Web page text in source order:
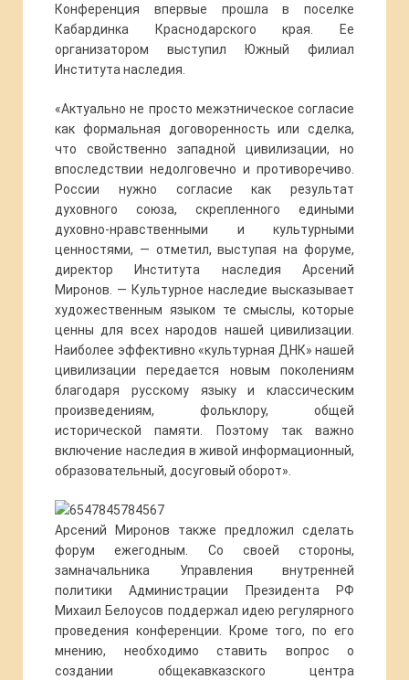
Конференция впервые прошла в поселке
Кабардинка Краснодарского края. Ее
организатором выступил Южный филиал
Института наследия.
«Актуально не просто межэтническое согласие
как формальная договоренность или сделка,
что свойственно западной цивилизации, но
впоследствии недолговечно и противоречиво.
России нужно согласие как результат
духовного союза, скрепленного едиными
духовно-нравственными и культурными
ценностями, — отметил, выступая на форуме,
директор Института наследия Арсений
Миронов. — Культурное наследие высказывает
художественным языком те смыслы, которые
ценны для всех народов нашей цивилизации.
Наиболее эффективно «культурная ДНК» нашей
цивилизации передается новым поколениям
благодаря русскому языку и классическим
произведениям, фольклору, общей
исторической памяти. Поэтому так важно
включение наследия в живой информационный,
образовательный, досуговый оборот».
Арсений Миронов также предложил сделать
форум ежегодным. Со своей стороны,
замначальника Управления внутренней
политики Администрации Президента РФ
Михаил Белоусов поддержал идею регулярного
проведения конференции. Кроме того, по его
мнению, необходимо ставить вопрос о
создании общекавказского центра